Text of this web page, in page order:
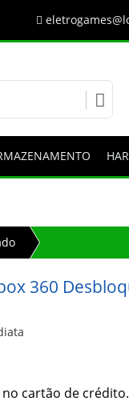
360
no cartão de crédito.